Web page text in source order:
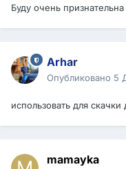
Буду очень признательна
Arhar
Опубликовано 5
использовать для
mamayka